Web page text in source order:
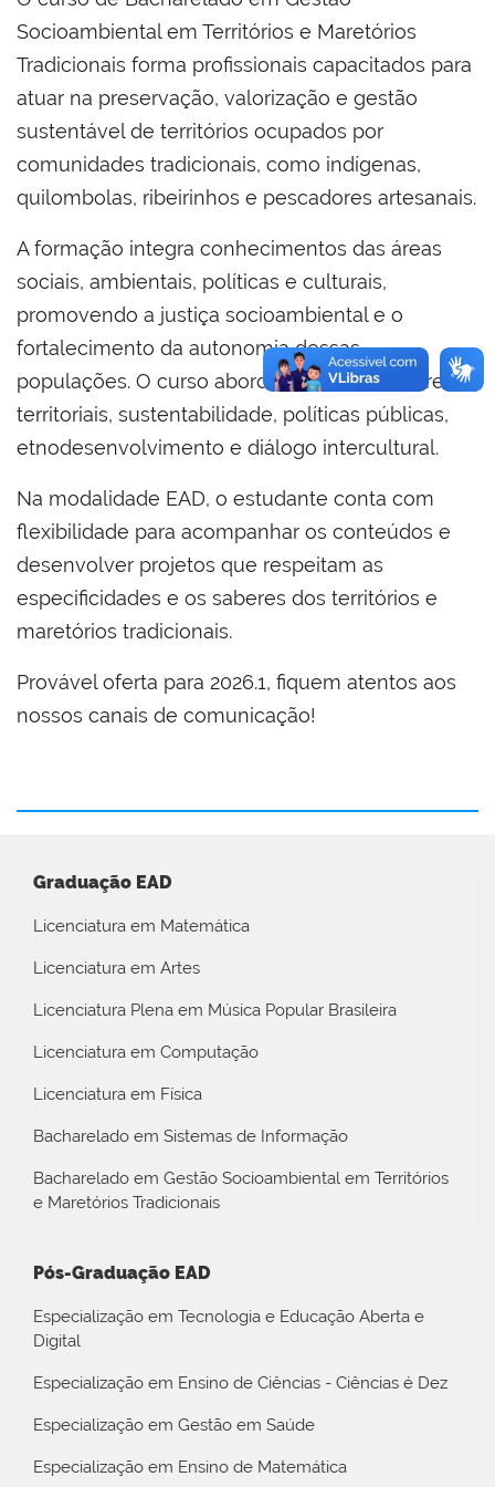
Socioambiental em Territórios e Maretórios
Tradicionais forma profissionais capacitados para
atuar na preservação, valorização e gestão
sustentável de territórios ocupados por
comunidades tradicionais, como indígenas,
quilombolas, ribeirinhos e pescadores artesanais.
A formação integra conhecimentos das áreas
sociais, ambientais, políticas e culturais,
promovendo a justiça socioambiental e o
fortalecimento da autonomia dessas
populações. O curso aborda temas como direitos
territoriais, sustentabilidade, políticas públicas,
etnodesenvolvimento e diálogo intercultural.
Na modalidade EAD, o estudante conta com
flexibilidade para acompanhar os conteúdos e
desenvolver projetos que respeitam as
especificidades e os saberes dos territórios e
maretórios tradicionais.
Provável oferta para 2026.1, fiquem atentos aos
nossos canais de comunicação!
Graduação EAD
Licenciatura em Matemática
Licenciatura em Artes
Licenciatura Plena em Música Popular Brasileira
Licenciatura em Computação
Licenciatura em Física
Bacharelado em Sistemas de Informação
Bacharelado em Gestão Socioambiental em Territórios
e Maretórios Tradicionais
Pós-Graduação EAD
Especialização em Tecnologia e Educação Aberta e
Digital
Especialização em Ensino de Ciências - Ciências é Dez
Especialização em Gestão em Saúde
Especialização em Ensino de Matemática